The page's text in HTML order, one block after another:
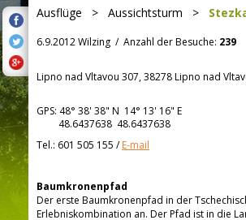
Ausflüge > Aussichtsturm >
6.9.2012 Wilzing / Anzahl der Besuche: 239
Lipno nad Vltavou 307, 38278 Lipno nad
GPS: 48° 38' 38" N 14° 13' 16" E
48.6437638 48.6437638
Tel.: 601 505 155 /E-mail
Baumkronenpfad
Der erste Baumkronenpfad in der
Erlebniskombination an. Der Pfad ist in die